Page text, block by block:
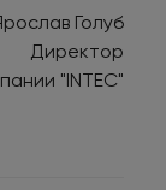
Голуб
Директор
"INTEC"